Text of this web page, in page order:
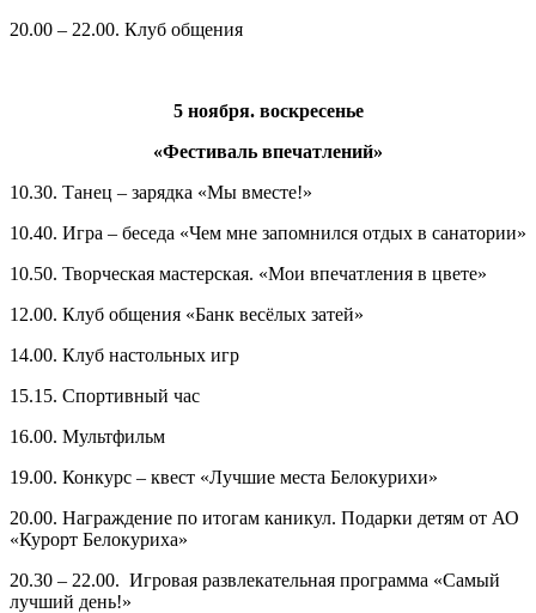
20.00 – 22.00. Клуб общения
5 ноября. воскресенье
«Фестиваль впечатлений»
10.30. Танец – зарядка «Мы вместе!»
10.40. Игра – беседа «Чем мне запомнился отдых в санатории»
10.50. Творческая мастерская. «Мои впечатления в цвете»
12.00. Клуб общения «Банк весёлых затей»
14.00. Клуб настольных игр
15.15. Спортивный час
16.00. Мультфильм
19.00. Конкурс – квест «Лучшие места Белокурихи»
20.00. Награждение по итогам каникул. Подарки детям от АО
«Курорт Белокуриха»
20.30 – 22.00. Игровая развлекательная программа «Самый
лучший день!»